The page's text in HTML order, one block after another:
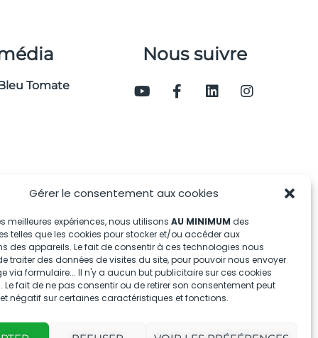
Gérer le consentement aux cookies
meilleures expériences, nous utilisons AU MINIMUM des
telles que les cookies pour stocker et/ou accéder aux
des appareils. Le fait de consentir à ces technologies nous
traiter des données de visites du site, pour pouvoir nous envoyer
via formulaire... Il n'y a aucun but publicitaire sur ces cookies
Le fait de ne pas consentir ou de retirer son consentement peut
négatif sur certaines caractéristiques et fonctions.
Tomate
Nous suivre